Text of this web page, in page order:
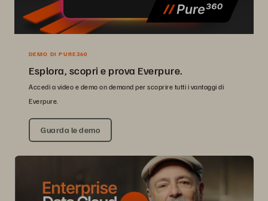
DEMO DI PURE360
Esplora, scopri e prova Everpure.
Accedi a video e demo on demand per scoprire tutti i vantaggi di
Everpure.
Guarda le demo